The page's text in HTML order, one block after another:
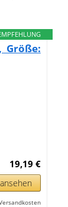
Größe:
19,19 €